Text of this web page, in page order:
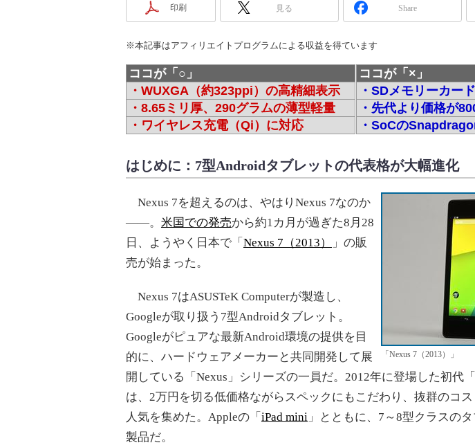
印刷 見る Share
※本記事はアフィリエイトプログラムによる収益を得ています
ココが「○」
・WUXGA（約323ppi）の高精細表示
・8.65ミリ厚、290グラムの薄型軽量
・ワイヤレス充電（Qi）に対応
ココが「×」
・SDメモリーカー
・先代より価格が
・SoCの
はじめに：7型Androidタブレットの代表格が大幅進化
「Nexus 7（2013）」
Nexus 7を超えるのは、やはりNexus 7なのか
――。 米国での発売から約1カ月が過ぎた8月28
日、ようやく日本で「 Nexus 7（2013）
」の販
売が始まった。
Nexus 7はASUSTeK Computerが製造し、
Googleが取り扱う7型Androidタブレット。
Googleがピュアな最新Android環境の提供を目
的に、ハードウェアメーカーと共同開発して展
開している「Nexus」シリーズの一員だ。2012年に登場した初代「
は、2万円を切る低価格ながらスペックにもこだわり、抜群のコ
人気を集めた。Appleの「 iPad mini 」とともに、7～8型クラスの
製品だ。